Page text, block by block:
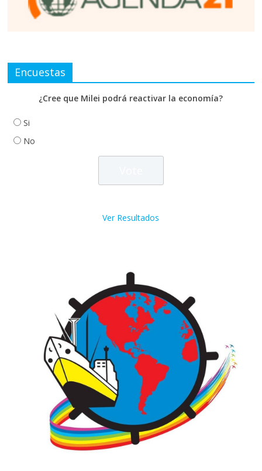
Encuestas
¿Cree que Milei podrá reactivar la economía?
Si
No
Ver Resultados